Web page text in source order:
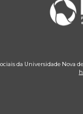
da Universidade Nova